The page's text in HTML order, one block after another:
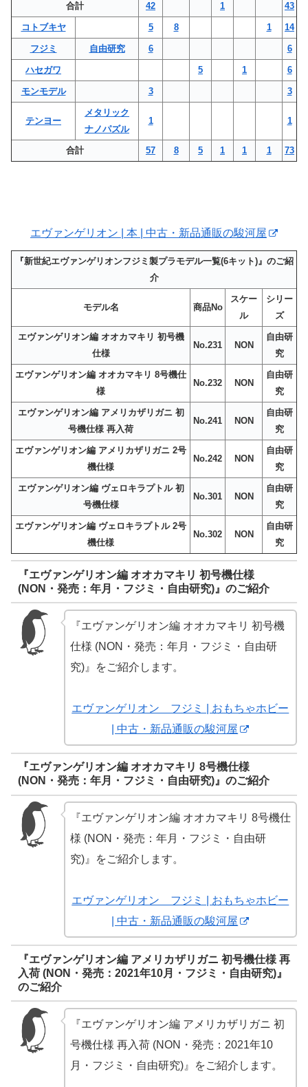
合計 42 1 43
コトブキヤ 5 8 1 14
フジミ 自由研究 6 6
ハセガワ 5 1 6
モンモデル 3 3
テンヨー
メタリック
ナノパズル
1 1
合計 57 8 5 1 1 1 73
エヴァンゲリオン | 本 | 中古・新品通販の駿河屋
『新世紀エヴァンゲリオンフジミ製プラモデル一覧(6キット)』のご紹
介
モデル名 商品No
スケー
ル
シリー
ズ
エヴァンゲリオン編 オオカマキリ 初号機
仕様
No.231 NON
自由研
究
エヴァンゲリオン編 オオカマキリ 8号機仕
様
No.232 NON
自由研
究
エヴァンゲリオン編 アメリカザリガニ 初
号機仕様 再入荷
No.241 NON
自由研
究
エヴァンゲリオン編 アメリカザリガニ 2号
機仕様
No.242 NON
自由研
究
エヴァンゲリオン編 ヴェロキラプトル 初
号機仕様
No.301 NON
自由研
究
エヴァンゲリオン編 ヴェロキラプトル 2号
機仕様
No.302 NON
自由研
究
『エヴァンゲリオン編 オオカマキリ 初号機仕様
(NON・発売：年月・フジミ・自由研究)』のご紹介
『エヴァンゲリオン編 オオカマキリ 初号機
仕様 (NON・発売：年月・フジミ・自由研
究)』をご紹介します。
エヴァンゲリオン フジミ | おもちゃホビー
| 中古・新品通販の駿河屋
『エヴァンゲリオン編 オオカマキリ 8号機仕様
(NON・発売：年月・フジミ・自由研究)』のご紹介
『エヴァンゲリオン編 オオカマキリ 8号機仕
様 (NON・発売：年月・フジミ・自由研
究)』をご紹介します。
エヴァンゲリオン フジミ | おもちゃホビー
| 中古・新品通販の駿河屋
『エヴァンゲリオン編 アメリカザリガニ 初号機仕様 再
入荷 (NON・発売：2021年10月・フジミ・自由研究)』
のご紹介
『エヴァンゲリオン編 アメリカザリガニ 初
号機仕様 再入荷 (NON・発売：2021年10
月・フジミ・自由研究)』をご紹介します。